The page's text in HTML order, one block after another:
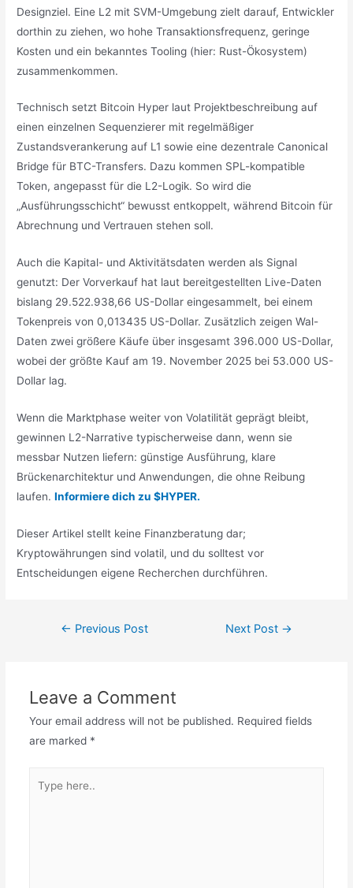
Designziel. Eine L2 mit SVM-Umgebung zielt darauf, Entwickler
dorthin zu ziehen, wo hohe Transaktionsfrequenz, geringe
Kosten und ein bekanntes Tooling (hier: Rust-Ökosystem)
zusammenkommen.
Technisch setzt Bitcoin Hyper laut Projektbeschreibung auf
einen einzelnen Sequenzierer mit regelmäßiger
Zustandsverankerung auf L1 sowie eine dezentrale Canonical
Bridge für BTC-Transfers. Dazu kommen SPL-kompatible
Token, angepasst für die L2-Logik. So wird die
„Ausführungsschicht“ bewusst entkoppelt, während Bitcoin für
Abrechnung und Vertrauen stehen soll.
Auch die Kapital- und Aktivitätsdaten werden als Signal
genutzt: Der Vorverkauf hat laut bereitgestellten Live-Daten
bislang 29.522.938,66 US-Dollar eingesammelt, bei einem
Tokenpreis von 0,013435 US-Dollar. Zusätzlich zeigen Wal-
Daten zwei größere Käufe über insgesamt 396.000 US-Dollar,
wobei der größte Kauf am 19. November 2025 bei 53.000 US-
Dollar lag.
Wenn die Marktphase weiter von Volatilität geprägt bleibt,
gewinnen L2-Narrative typischerweise dann, wenn sie
messbar Nutzen liefern: günstige Ausführung, klare
Brückenarchitektur und Anwendungen, die ohne Reibung
laufen.Informiere dich zu $HYPER.
Dieser Artikel stellt keine Finanzberatung dar;
Kryptowährungen sind volatil, und du solltest vor
Entscheidungen eigene Recherchen durchführen.
Post← Previous Post Next Post →
Leave a Comment
Your email address will not be published. Required fields
are marked *
here..